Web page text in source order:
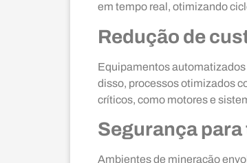
em tempo real, otimizando
Redução de
Equipamentos
disso, processos otimizados
críticos, como motores e
Segurança
Ambientes de mineração